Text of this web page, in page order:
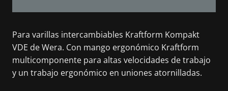
Para varillas intercambiables Kraftform Kompakt
VDE de Wera. Con mango ergonómico Kraftform
multicomponente para altas velocidades de trabajo
y un trabajo ergonómico en uniones atornilladas.